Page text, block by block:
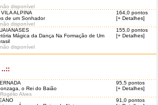
disponível
ALPINA
de um Sonhador
disponível
164,0 pontos
[+ Detalhes]
Mágica da Dança Na Formação de Um
disponível
155,0 pontos
[+ Detalhes]
..::
o Rei do Baião
Alves
95,5 pontos
[+ Detalhes]
91,0 pontos